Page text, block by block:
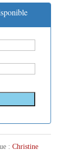
: Christine